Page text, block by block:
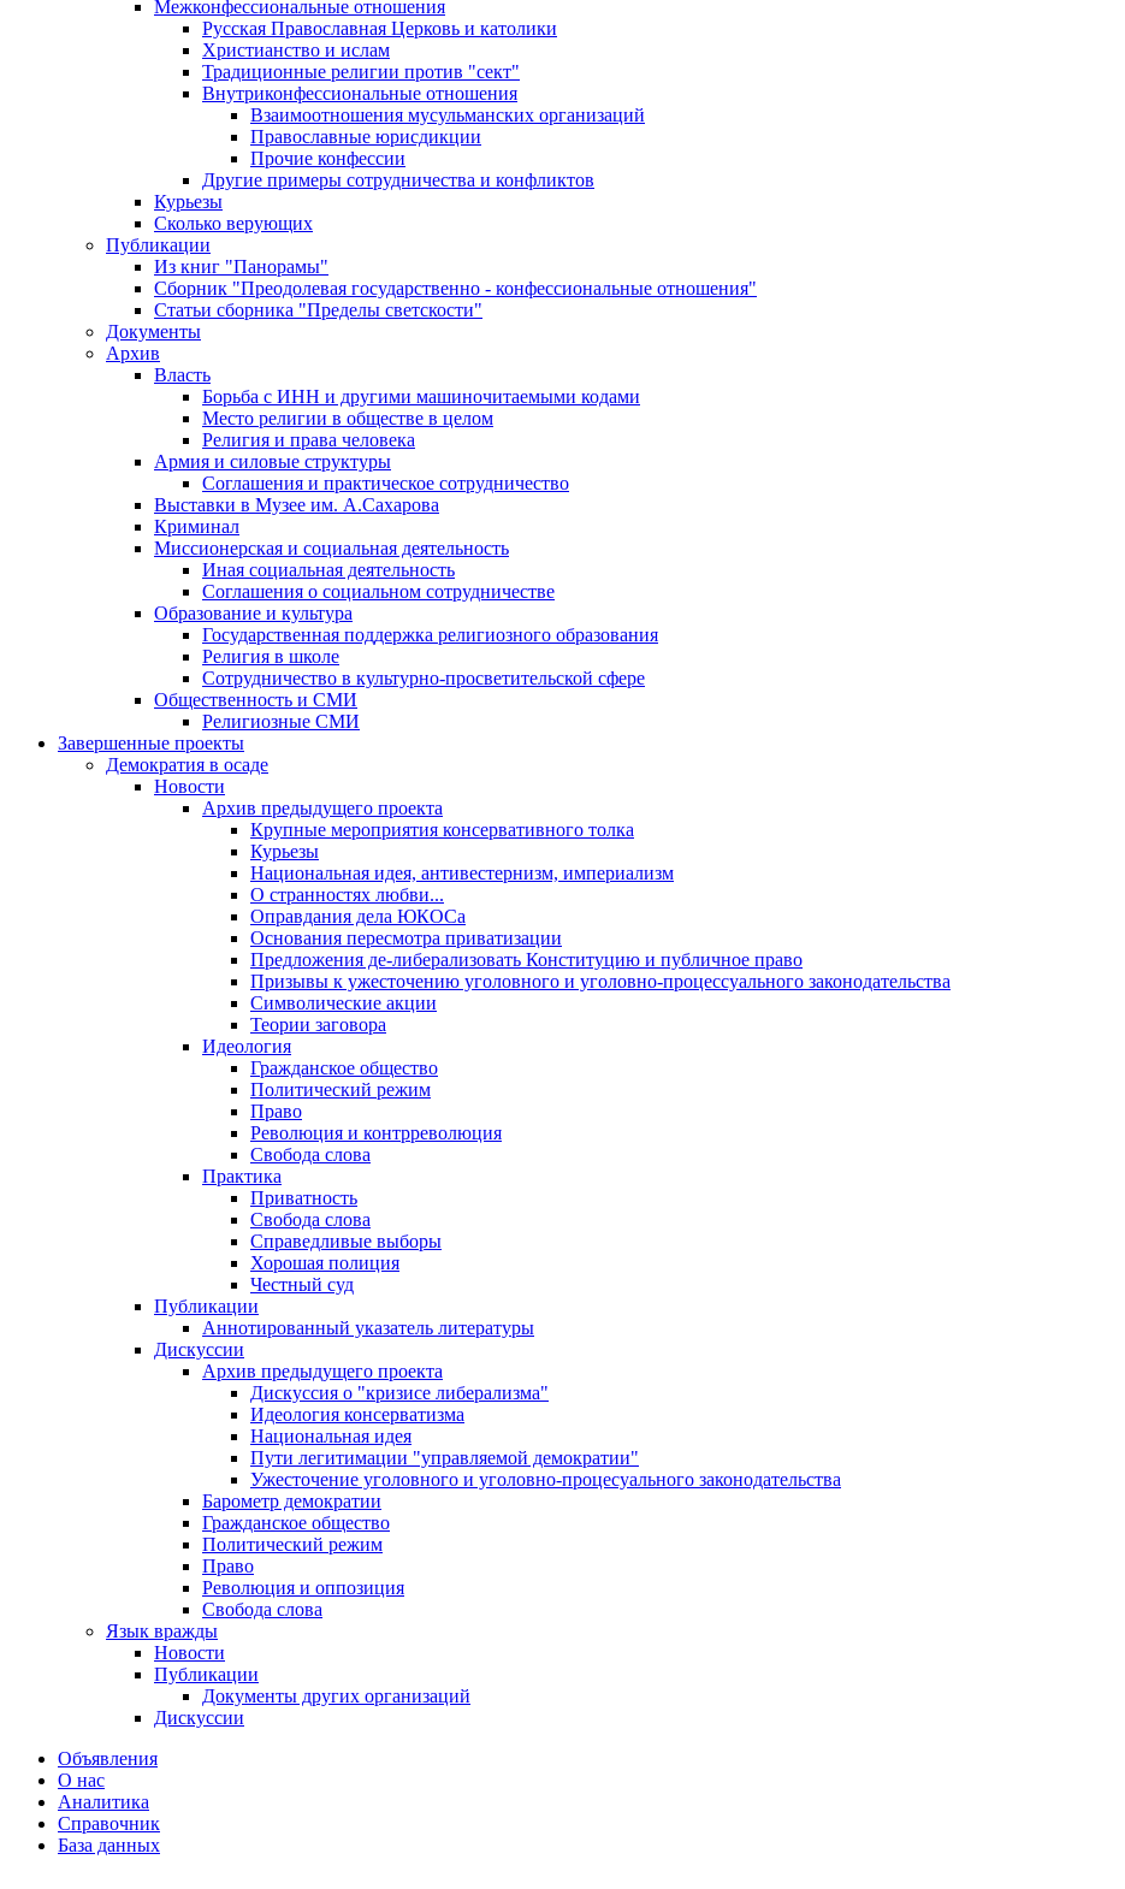
Межконфессиональные отношения
Русская Православная Церковь и католики
Христианство и ислам
Традиционные религии против "сект"
Внутриконфессиональные отношения
Взаимоотношения мусульманских организаций
Православные юрисдикции
Прочие конфессии
Другие примеры сотрудничества и конфликтов
Курьезы
Сколько верующих
Публикации
Из книг "Панорамы"
Сборник "Преодолевая государственно - конфессиональные отношения"
Статьи сборника "Пределы светскости"
Документы
Архив
Власть
Борьба с ИНН и другими машиночитаемыми кодами
Место религии в обществе в целом
Религия и права человека
Армия и силовые структуры
Соглашения и практическое сотрудничество
Выставки в Музее им. А.Сахарова
Криминал
Миссионерская и социальная деятельность
Иная социальная деятельность
Соглашения о социальном сотрудничестве
Образование и культура
Государственная поддержка религиозного образования
Религия в школе
Сотрудничество в культурно-просветительской сфере
Общественность и СМИ
Религиозные СМИ
Завершенные проекты
Демократия в осаде
Новости
Архив предыдущего проекта
Крупные мероприятия консервативного толка
Курьезы
Национальная идея, антивестернизм, империализм
О странностях любви...
Оправдания дела ЮКОСа
Основания пересмотра приватизации
Предложения де-либерализовать Конституцию и публичное право
Призывы к ужесточению уголовного и уголовно-процессуального законодательства
Символические акции
Теории заговора
Идеология
Гражданское общество
Политический режим
Право
Революция и контрреволюция
Свобода слова
Практика
Приватность
Свобода слова
Справедливые выборы
Хорошая полиция
Честный суд
Публикации
Аннотированный указатель литературы
Дискуссии
Архив предыдущего проекта
Дискуссия о "кризисе либерализма"
Идеология консерватизма
Национальная идея
Пути легитимации "управляемой демократии"
Ужесточение уголовного и уголовно-процесуального законодательства
Барометр демократии
Гражданское общество
Политический режим
Право
Революция и оппозиция
Свобода слова
Язык вражды
Новости
Публикации
Документы других организаций
Дискуссии
Объявления
О нас
Аналитика
Справочник
База данных